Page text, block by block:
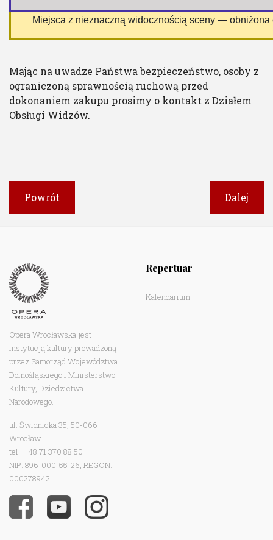
Miejsca z nieznaczną widocznością sceny — obniżona
Mając na uwadze Państwa bezpieczeństwo, osoby z
ograniczoną sprawnością ruchową przed
dokonaniem zakupu prosimy o kontakt z Działem
Obsługi Widzów.
Powrót Dalej
Opera Wrocławska jest
instytucją kultury prowadzoną
przez Samorząd Województwa
Dolnośląskiego i Ministerstwo
Kultury, Dziedzictwa
Narodowego.
ul. Świdnicka 35, 50-066
Wrocław
tel.: +48 71 370 88 50
NIP: 896-000-55-26, REGON:
000278942
Repertuar
Kalendarium